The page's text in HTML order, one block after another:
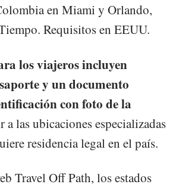
en Miami y Orlando,
Requisitos en EEUU.
los viajeros incluyen
y un documento
con foto de la
a las ubicaciones especializadas
residencia legal en el país.
Travel Off Path, los estados